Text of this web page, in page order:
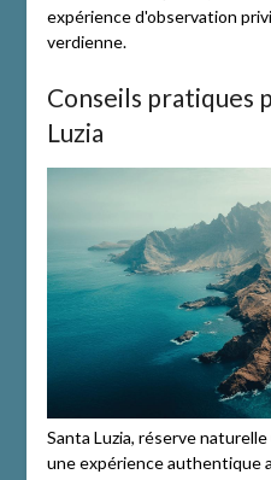
expérience d'observation
verdienne.
Conseils pratiques
Luzia
Santa Luzia, réserve
une expérience authentique